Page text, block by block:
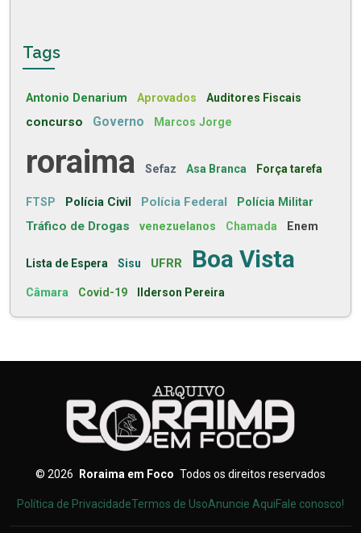
Tags
Antonio Denarium Aprovados Auditores Fiscais
concurso Governo Marcos Jorge
roraima Sefaz Asa Branca Força tarefa
FTSP Polícia Civil Polícia Federal Polícia Militar
Tráfico de Drogas venezuelanos Chamada Enem
Lista de Espera Sisu UFRR Boa Vista
Câmara Covid-19 Ilderson Pereira
© 2026 Roraima em Foco Todos os direitos reservados
Política de PrivacidadeTermos de UsoAnuncie AquiFale conosco!